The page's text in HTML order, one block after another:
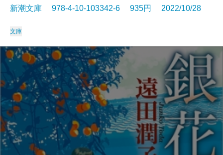
新潮文庫 978-4-10-103342-6 935円 2022/10/28
文庫